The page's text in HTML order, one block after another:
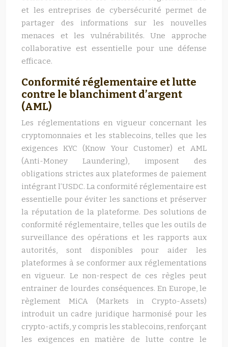
et les entreprises de cybersécurité permet de
partager des informations sur les nouvelles
menaces et les vulnérabilités. Une approche
collaborative est essentielle pour une défense
efficace.
Conformité réglementaire et lutte
contre le blanchiment d’argent
(AML)
Les réglementations en vigueur concernant les
cryptomonnaies et les stablecoins, telles que les
exigences KYC (Know Your Customer) et AML
(Anti-Money Laundering), imposent des
obligations strictes aux plateformes de paiement
intégrant l’USDC. La conformité réglementaire est
essentielle pour éviter les sanctions et préserver
la réputation de la plateforme. Des solutions de
conformité réglementaire, telles que les outils de
surveillance des opérations et les rapports aux
autorités, sont disponibles pour aider les
plateformes à se conformer aux réglementations
en vigueur. Le non-respect de ces règles peut
entrainer de lourdes conséquences. En Europe, le
règlement MiCA (Markets in Crypto-Assets)
introduit un cadre juridique harmonisé pour les
crypto-actifs, y compris les stablecoins, renforçant
les exigences en matière de lutte contre le